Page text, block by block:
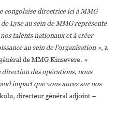
congolaise directrice ici à MMG
Lyse au sein de MMG représente
talents nationaux et à créer
au sein de l’organisation », a
de MMG Kinsevere. «
direction des opérations, nous
impact que vous aurez sur nos
directeur général adjoint –